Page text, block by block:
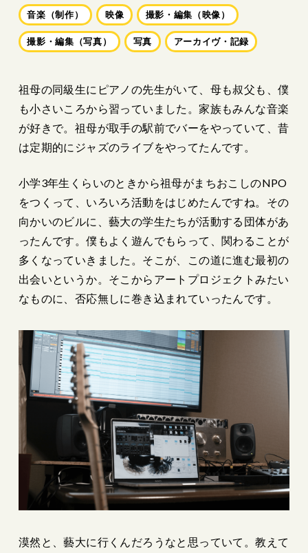
音楽（制作） 映像 撮影・編集（映像）
撮影・編集（写真） 写真 アーカイヴ・記録
祖母の同級生にピアノの先生がいて、母も叔父も、僕
も小さいころから習っていました。家族もみんな音楽
が好きで。祖母が取手の駅前でバーをやっていて、昔
は定期的にジャズのライブをやってたんです。
小学3年生くらいのときから祖母がまちおこしのNPO
をつくって、いろいろ活動をはじめたんですね。その
向かいのビルに、藝大の学生たちが活動する団体があ
ったんです。僕もよく遊んでもらって、関わることが
多くなっていきました。そこが、この道に進む最初の
出会いというか。そこからアートプロジェクトみたい
なものに、否応無しに巻き込まれていったんです。
漠然と、藝大に行くんだろうなと思っていて。教えて